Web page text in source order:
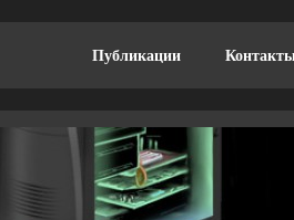
Публикации